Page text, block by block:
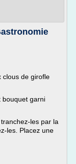
clous de girofle
bouquet garni
les par la
les. Placez une